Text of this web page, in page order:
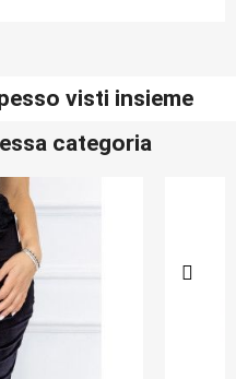
visti insieme
categoria